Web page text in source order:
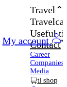
My account
Travel
Useful
Contact
Career
Companies
Media
tl shop